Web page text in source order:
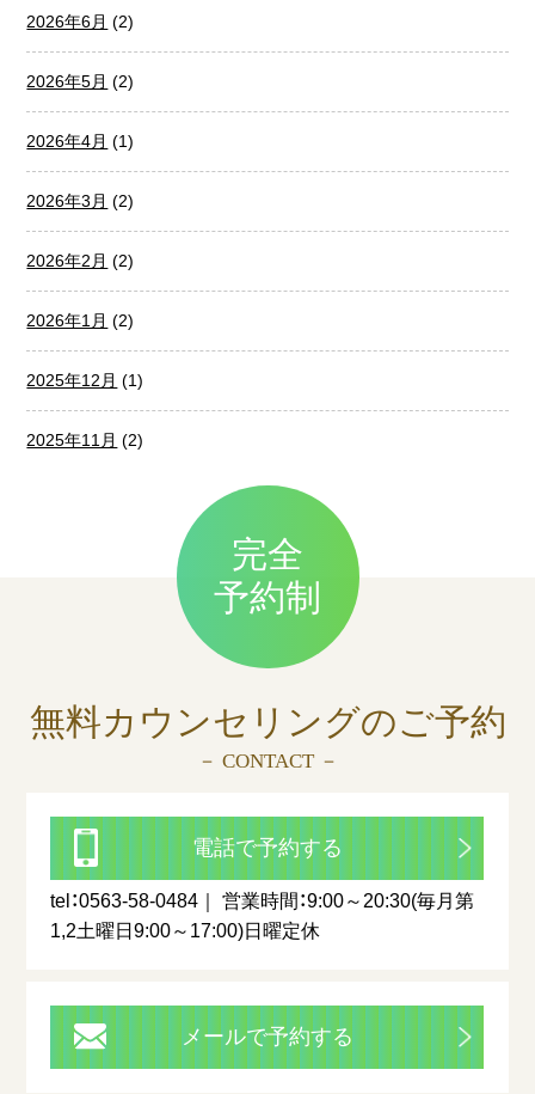
2026年6月 (2)
2026年5月 (2)
2026年4月 (1)
2026年3月 (2)
2026年2月 (2)
2026年1月 (2)
2025年12月 (1)
2025年11月 (2)
完全
予約制
無料カウンセリングのご予約
－ CONTACT －
電話で予約する
tel：0563-58-0484
営業時間：9:00～20:30(毎月第
1,2土曜日9:00～17:00)日曜定休
メールで予約する